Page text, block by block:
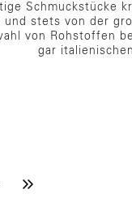
Schmuckstücke
und stets von der
von Rohstoffen
gar